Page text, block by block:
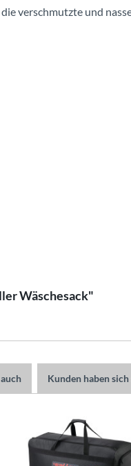
verschmutzte und
Wäschesack"
Kunden haben